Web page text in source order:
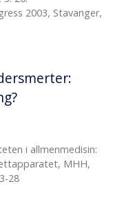
2003, Stavanger,
i allmenmedisin:
MHH,
28